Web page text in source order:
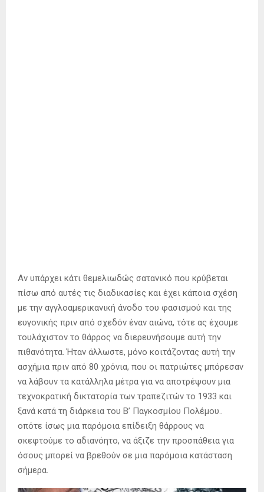
Αν υπάρχει κάτι θεμελιωδώς σατανικό που κρύβεται
πίσω από αυτές τις διαδικασίες και έχει κάποια σχέση
με την αγγλοαμερικανική άνοδο του φασισμού και της
ευγονικής πριν από σχεδόν έναν αιώνα, τότε ας έχουμε
τουλάχιστον το θάρρος να διερευνήσουμε αυτή την
πιθανότητα. Ήταν άλλωστε, μόνο κοιτάζοντας αυτή την
ασχήμια πριν από 80 χρόνια, που οι πατριώτες μπόρεσαν
να λάβουν τα κατάλληλα μέτρα για να αποτρέψουν μια
τεχνοκρατική δικτατορία των τραπεζιτών το 1933 και
ξανά κατά τη διάρκεια του Β’ Παγκοσμίου Πολέμου..
οπότε ίσως μια παρόμοια επίδειξη θάρρους να
σκεφτούμε το αδιανόητο, να άξιζε την προσπάθεια για
όσους μπορεί να βρεθούν σε μια παρόμοια κατάσταση
σήμερα.